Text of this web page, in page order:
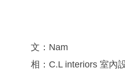
文：Nam
相：C.L interiors 室內